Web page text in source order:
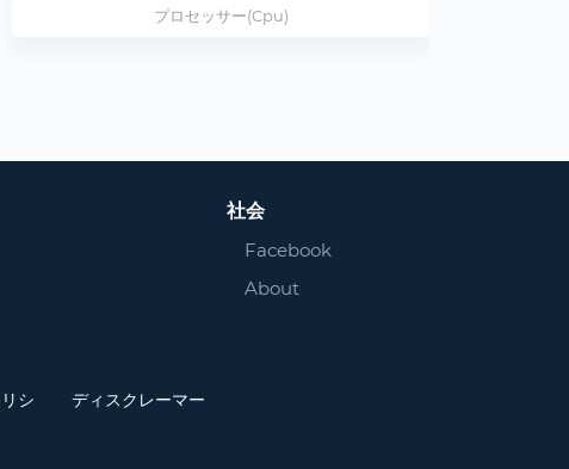
プロセッサー(Cpu)
社会
Facebook
About
シ
ディスクレーマー